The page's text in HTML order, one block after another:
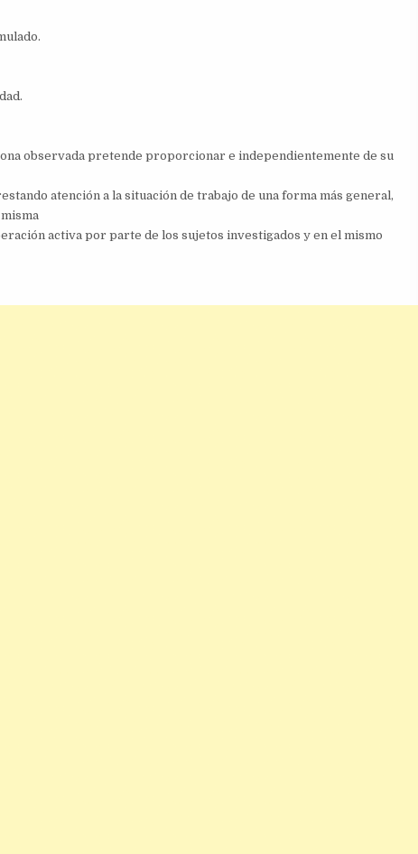
observada pretende proporcionar e independientemente de su
atención a la situación de trabajo de una forma más general,
activa por parte de los sujetos investigados y en el mismo